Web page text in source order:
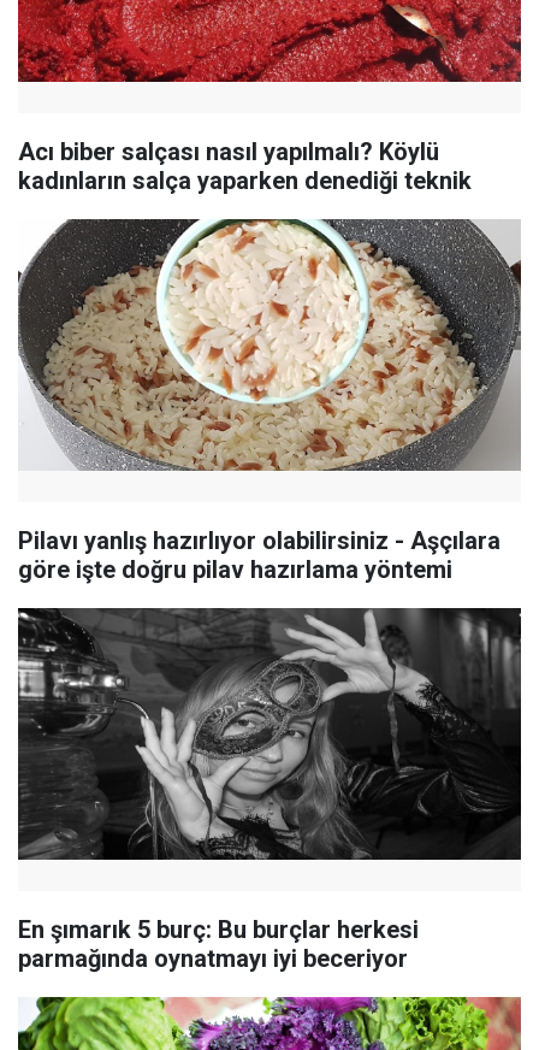
Acı biber salçası nasıl yapılmalı? Köylü
kadınların salça yaparken denediği teknik
Pilavı yanlış hazırlıyor olabilirsiniz - Aşçılara
göre işte doğru pilav hazırlama yöntemi
En şımarık 5 burç: Bu burçlar herkesi
parmağında oynatmayı iyi beceriyor